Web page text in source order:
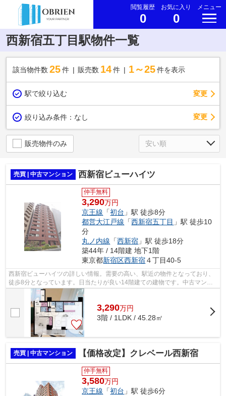
閲覧履歴
0
お気に入り
0
メニュー
西新宿五丁目駅物件一覧
該当物件数 25件 販売数 14 件 1～25 件を表示
駅で絞り込む 変更
絞り込み条件： なし 変更
販売物件のみ
売買 | 中古マンション 西新宿ビューハイツ
仲手無料
3,290万円
京王線 「初台 」駅 徒歩8分
都営大江戸線 「西新宿五丁目 」駅 徒歩10
分
丸ノ内線 「西新宿 」駅 徒歩18分
築44年 / 14階建 地下1階
東京都新宿区西新宿４丁目40-5
西新宿ビューハイツの詳しい情報。需要の高い、駅近の物件となっており、
徒歩8分となっています。日当たりが良い14階建ての建物です。中古マンシ
ョンなら、物件の購入もスムーズです。...
3,290万円
3階 / 1LDK / 45.28㎡
売買 | 中古マンション 【価格改定】クレベール西新宿
仲手無料
3,580万円
京王線 「初台 」駅 徒歩6分